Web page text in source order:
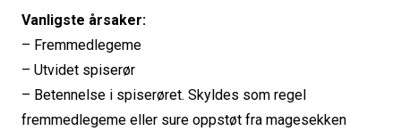
Vanligste årsaker:
– Fremmedlegeme
– Utvidet spiserør
– Betennelse i spiserøret. Skyldes som regel
fremmedlegeme eller sure oppstøt fra magesekken